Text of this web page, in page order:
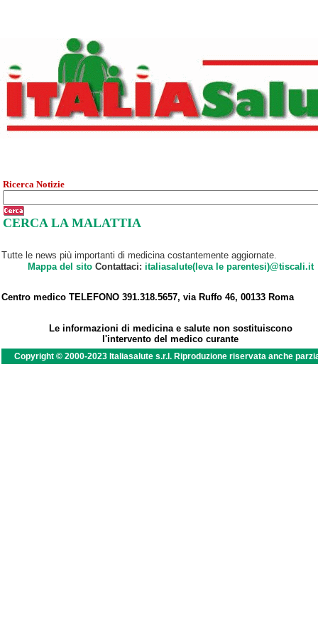
Ricerca Notizie
CERCA LA MALATTIA
Tutte le news più importanti di medicina costantemente aggiornate.
Mappa del sitoContattaci: italiasalute(leva le parentesi)@tiscali.it
Centro medico TELEFONO 391.318.5657, via Ruffo 46, 00133 Roma
Le informazioni di medicina e salute non sostituiscono
l'intervento del medico curante
Copyright © 2000-2023 Italiasalute s.r.l. Riproduzione riservata anche